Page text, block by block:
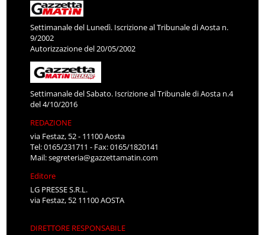
Settimanale del Lunedì. Iscrizione al Tribunale di Aosta n.
9/2002
Autorizzazione del 20/05/2002
Settimanale del Sabato. Iscrizione al Tribunale di Aosta n.4
del 4/10/2016
REDAZIONE
via Festaz, 52 - 11100 Aosta
Tel: 0165/231711 - Fax: 0165/1820141
Mail:segreteria@gazzettamatin.com
Editore
LG PRESSE S.R.L.
via Festaz, 52 11100 AOSTA
DIRETTORE RESPONSABILE